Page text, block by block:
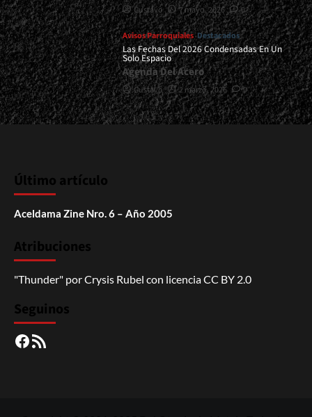
Gustavo 7 mayo, 2026 0
Avisos Parroquiales Destacados
Las Fechas Del 2026 Condensadas En Un
Solo Espacio
Agenda Del Acero
Gustavo 2 marzo, 2026 0
Último artículo
Aceldama Zine Nro. 6 – Año 2005
Atribuciones
"Thunder" porCrysis Rubel con licenciaCC BY 2.0
Seguinos
Facebook
RSS